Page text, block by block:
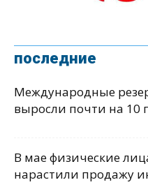
последние
Международные
выросли почти на 10
В мае физические
нарастили продажу